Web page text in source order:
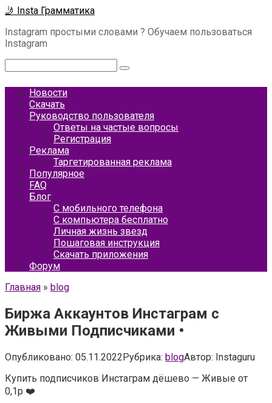
Перейти
контенту
🤳 Insta Грамматика
Instagram простыми словами ? Обучаем пользоваться
Instagram
Новости
Скачать
Руководство пользователя
Ответы на частые вопросы
Регистрация
Реклама
Таргетированная реклама
Популярное
FAQ
Блог
С мобильного телефона
С компьютера бесплатно
Личная жизнь звезд
Пошаговая инструкция
Скачать приложения
Форум
Главная » blog
Биржа Аккаунтов Инстаграм с
Живыми Подписчиками •
Опубликовано: 05.11.2022Рубрика: blogАвтор: Instaguru
Купить подписчиков Инстаграм дёшево — Живые от
0,1р ❤️